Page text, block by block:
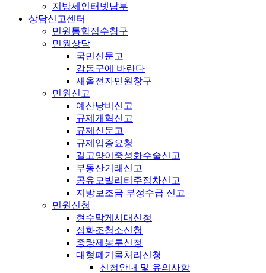
지방세인터넷납부
상담신고센터
민원통합접수창구
민원상담
국민신문고
강동구에 바란다
새올전자민원창구
민원신고
예산낭비신고
규제개혁신고
규제신문고
규제입증요청
길고양이중성화수술신고
부동산거래신고
공유모빌리티주정차신고
지방보조금 부정수급 신고
민원신청
현수막게시대신청
정화조청소신청
종량제봉투신청
대형폐기물처리신청
신청안내 및 유의사항